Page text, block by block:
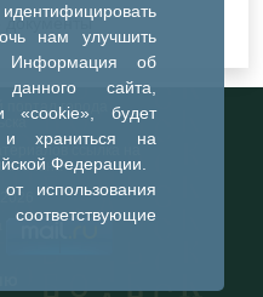
нам улучшить
Информация об
сайта,
«cookie», будет
и храниться на
Федерации.
использования
города
ссылка на